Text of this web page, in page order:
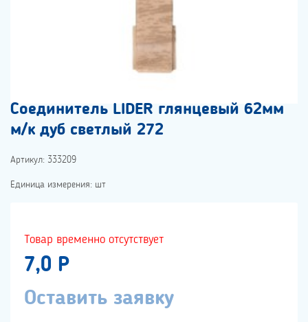
Соединитель LIDER глянцевый 62мм
м/к дуб светлый 272
Артикул: 333209
Единица измерения: шт
Товар временно отсутствует
7,0 P
Оставить заявку